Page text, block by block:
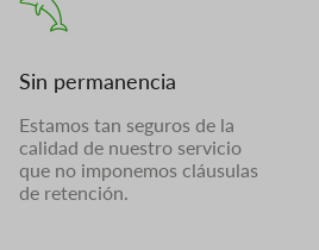
Sin permanencia
Estamos tan seguros de la
calidad de nuestro servicio
que no imponemos cláusulas
de retención.